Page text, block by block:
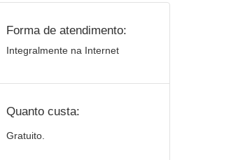
Forma de atendimento:
Integralmente na Internet
Quanto custa:
Gratuito.